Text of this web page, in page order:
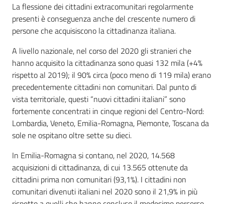
La flessione dei cittadini extracomunitari regolarmente
presenti è conseguenza anche del crescente numero di
persone che acquisiscono la cittadinanza italiana.
A livello nazionale, nel corso del 2020 gli stranieri che
hanno acquisito la cittadinanza sono quasi 132 mila (+4%
rispetto al 2019); il 90% circa (poco meno di 119 mila) erano
precedentemente cittadini non comunitari. Dal punto di
vista territoriale, questi “nuovi cittadini italiani” sono
fortemente concentrati in cinque regioni del Centro-Nord:
Lombardia, Veneto, Emilia-Romagna, Piemonte, Toscana da
sole ne ospitano oltre sette su dieci.
In Emilia-Romagna si contano, nel 2020, 14.568
acquisizioni di cittadinanza, di cui 13.565 ottenute da
cittadini prima non comunitari (93,1%). I cittadini non
comunitari divenuti italiani nel 2020 sono il 21,9% in più